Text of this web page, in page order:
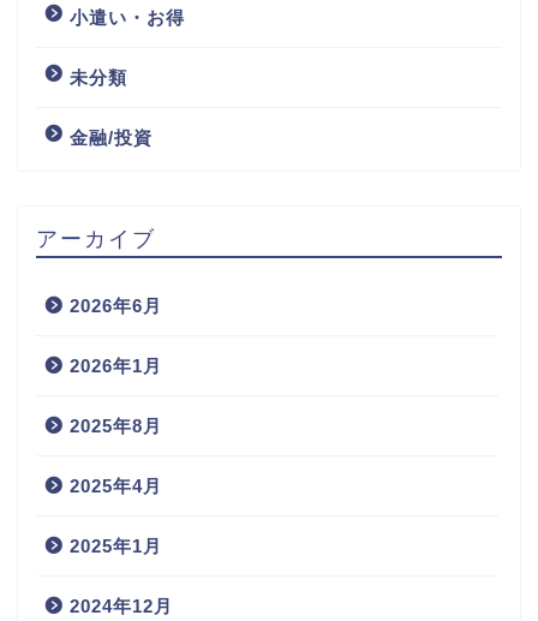
小遣い・お得
未分類
金融/投資
アーカイブ
2026年6月
2026年1月
2025年8月
2025年4月
2025年1月
2024年12月